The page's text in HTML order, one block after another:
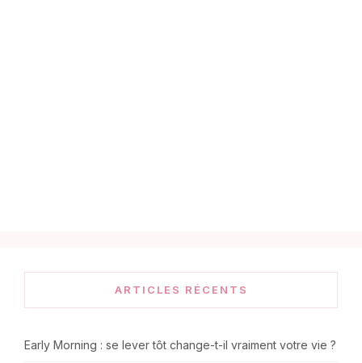
ARTICLES RÉCENTS
Early Morning : se lever tôt change-t-il vraiment votre vie ?